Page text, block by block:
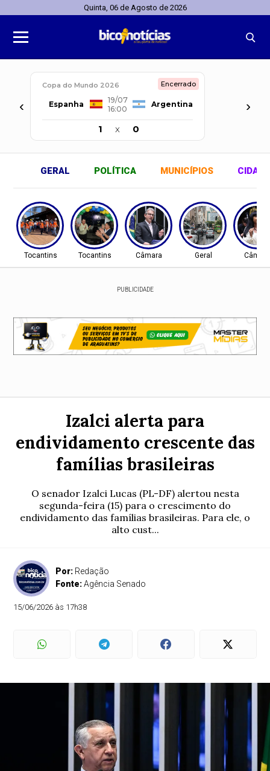
Quinta, 06 de Agosto de 2026
‹
Copa do Mundo 2026 Encerrado
Espanha
19/07
16:00
Argentina
1 x 0
›
GERAL POLÍTICA MUNICÍPIOS
Tocantins Tocantins Câmara Geral
PUBLICIDADE
Izalci alerta para
endividamento crescente das
famílias brasileiras
O senador Izalci Lucas (PL-DF) alertou nesta
segunda-feira (15) para o crescimento do
endividamento das famílias brasileiras. Para ele, o
alto cust...
Por: Redação
Fonte:Agência Senado
15/06/2026 às 17h38